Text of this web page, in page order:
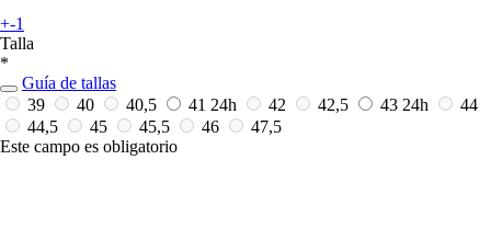
+-1
Talla
*
Guía de tallas
39
40 40,5 41 24h 42 42,5 43 24h
44
44,5
45 45,5 46
47,5
Este campo es obligatorio